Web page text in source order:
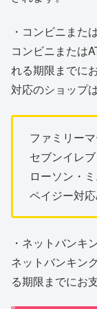
・コンビニまた
コンビニまたは
れる期限までに
対応のショップ
ファミリーマ
セブンイレ
ローソン・
ペイジー対
・ネットバンキ
ネットバンキン
る期限までにお